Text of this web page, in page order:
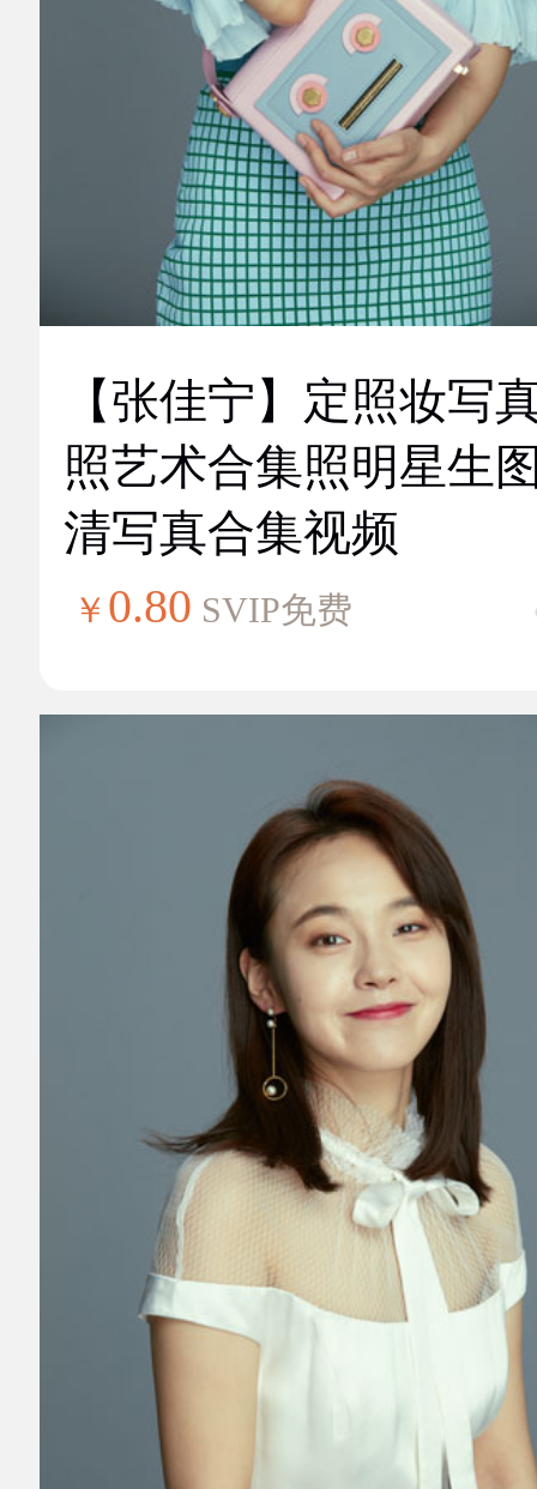
【张佳宁】定照妆写
照艺术合集照明星生
清写真合集视频
￥ 0.80 SVIP免费